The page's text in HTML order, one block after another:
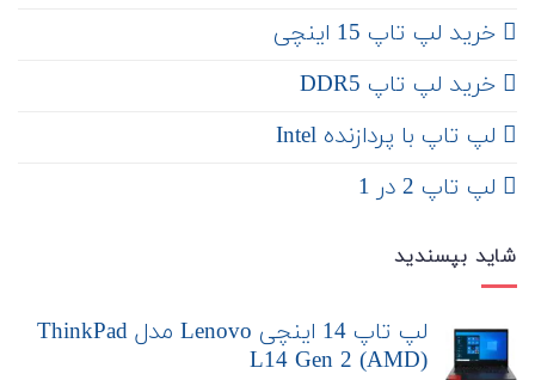
‌‌ خرید لپ تاپ 15 اینچی
خرید لپ تاپ DDR5
لپ تاپ با پردازنده Intel
لپ تاپ 2 در 1
شاید بپسندید
لپ تاپ 14 اینچی Lenovo مدل ThinkPad
L14 Gen 2 (AMD)